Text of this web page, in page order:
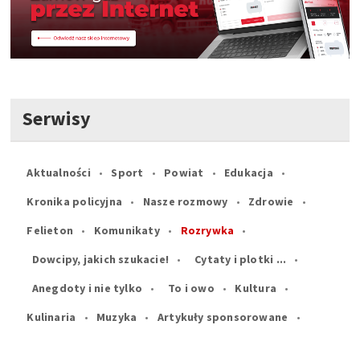
Serwisy
Aktualności Sport Powiat
Edukacja
Kronika policyjna
Nasze rozmowy
Zdrowie
Felieton
Komunikaty
Rozrywka
Dowcipy, jakich szukacie!
Cytaty i plotki ...
Anegdoty i nie tylko
To i owo
Kultura
Kulinaria
Muzyka
Artykuły sponsorowane